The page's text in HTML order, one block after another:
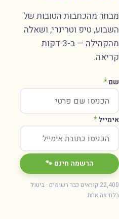
מהכתבות הטובות של
טיפ וטרינרי, ושאלה
מהקהילה — ב-3 דקות
*
*
הרשמה חינם 🐾
22,400 קוראים כבר רשומים · ביטול
אחת